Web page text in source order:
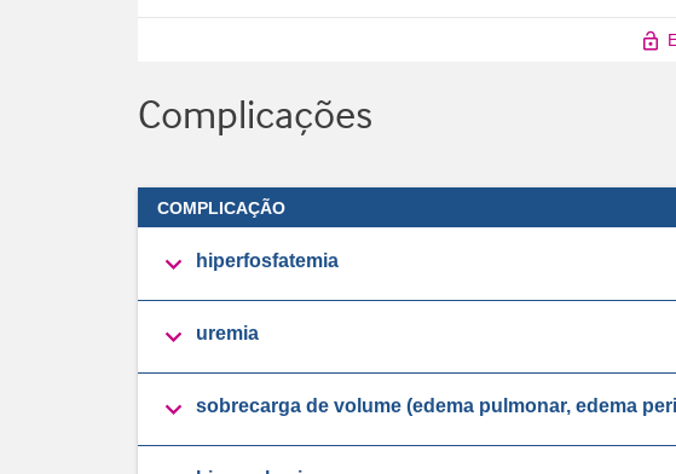
Complicações
COMPLICAÇÃO
 hiperfosfatemia
 uremia
 sobrecarga de volume (edema pulmonar, edema